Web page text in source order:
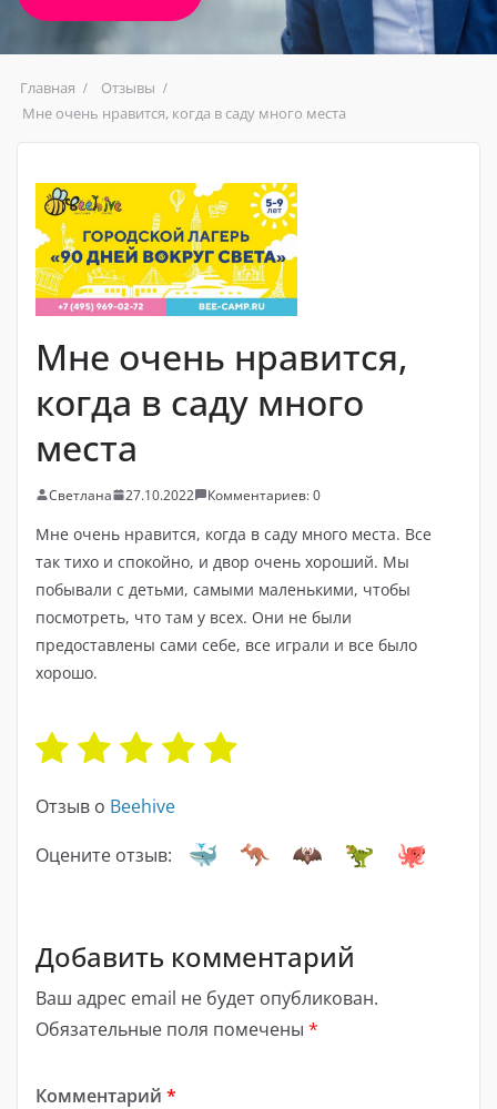
Главная
Отзывы
Мне очень нравится, когда в саду много места
Мне очень нравится,
когда в саду много
места
Светлана 27.10.2022 Комментариев: 0
Мне очень нравится, когда в саду много места. Все
так тихо и спокойно, и двор очень хороший. Мы
побывали с детьми, самыми маленькими, чтобы
посмотреть, что там у всех. Они не были
предоставлены сами себе, все играли и все было
хорошо.
Отзыв о Beehive
Оцените отзыв:
Добавить комментарий
Ваш адрес email не будет опубликован.
Обязательные поля помечены *
Комментарий *